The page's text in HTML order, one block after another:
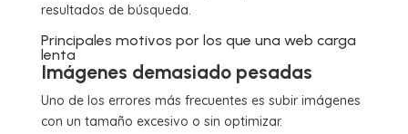
resultados de búsqueda.
Principales motivos por los que una web carga
lenta
Imágenes demasiado pesadas
Uno de los errores más frecuentes es subir imágenes
con un tamaño excesivo o sin optimizar.